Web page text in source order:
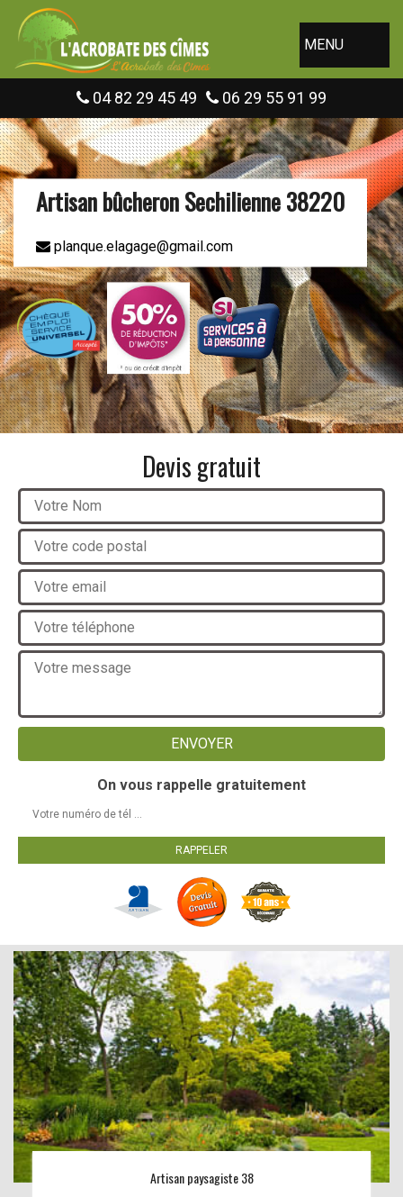
MENU
04 82 29 45 49 06 29 55 91 99
Artisan bûcheron Sechilienne 38220
planque.elagage@gmail.com
Devis gratuit
On vous rappelle gratuitement
Artisan paysagiste 38